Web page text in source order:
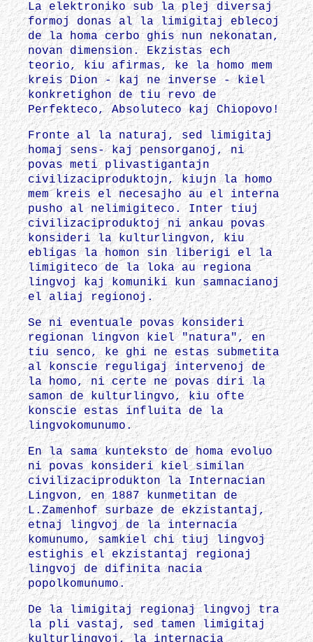
La elektroniko sub la plej diversaj
formoj donas al la limigitaj eblecoj
de la homa cerbo ghis nun nekonatan,
novan dimension. Ekzistas ech
teorio, kiu afirmas, ke la homo mem
kreis Dion - kaj ne inverse - kiel
konkretighon de tiu revo de
Perfekteco, Absoluteco kaj Chiopovo!
Fronte al la naturaj, sed limigitaj
homaj sens- kaj pensorganoj, ni
povas meti plivastigantajn
civilizaciproduktojn, kiujn la homo
mem kreis el necesajho au el interna
pusho al nelimigiteco. Inter tiuj
civilizaciproduktoj ni ankau povas
konsideri la kulturlingvon, kiu
ebligas la homon sin liberigi el la
limigiteco de la loka au regiona
lingvoj kaj komuniki kun samnacianoj
el aliaj regionoj.
Se ni eventuale povas konsideri
regionan lingvon kiel "natura", en
tiu senco, ke ghi ne estas submetita
al konscie reguligaj intervenoj de
la homo, ni certe ne povas diri la
samon de kulturlingvo, kiu ofte
konscie estas influita de la
lingvokomunumo.
En la sama kunteksto de homa evoluo
ni povas konsideri kiel similan
civilizaciprodukton la Internacian
Lingvon, en 1887 kunmetitan de
L.Zamenhof surbaze de ekzistantaj,
etnaj lingvoj de la internacia
komunumo, samkiel chi tiuj lingvoj
estighis el ekzistantaj regionaj
lingvoj de difinita nacia
popolkomunumo.
De la limigitaj regionaj lingvoj tra
la pli vastaj, sed tamen limigitaj
kulturlingvoj, la internacia